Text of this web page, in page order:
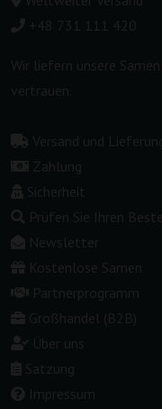
+48 731 111 420
Wir liefern unsere
vertrauen.
Versand und
Zahlung
Sicherheit
Prüfen Sie Ihren
Newsletter
Kostenlose Samen
Partnerprogramm
Großhandel (B2B)
Über uns
Satzung
Impressum